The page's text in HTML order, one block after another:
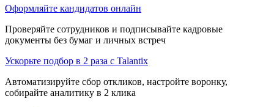
Оформляйте кандидатов онлайн
Проверяйте сотрудников и подписывайте кадровые
документы без бумаг и личных встреч
Ускорьте подбор в 2 раза с Talantix
Автоматизируйте сбор откликов, настройте воронку,
собирайте аналитику в 2 клика